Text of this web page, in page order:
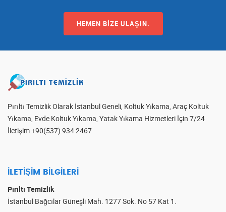
HEMEN BIZE ULAŞIN.
Pırıltı Temizlik Olarak İstanbul Geneli, Koltuk Yıkama, Araç Koltuk
Yıkama, Evde Koltuk Yıkama, Yatak Yıkama Hizmetleri İçin 7/24
İletişim +90(537) 934 2467
İLETIŞIM BILGILERI
Pırıltı Temizlik
İstanbul Bağcılar Güneşli Mah. 1277 Sok. No 57 Kat 1.